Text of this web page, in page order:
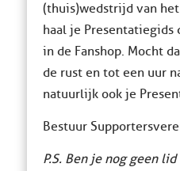
(thuis)wedstrijd van
haal je Presentatiegids
in de Fanshop. Mocht
de rust en tot een uur
natuurlijk ook je
Bestuur
P.S. Ben je nog geen lid